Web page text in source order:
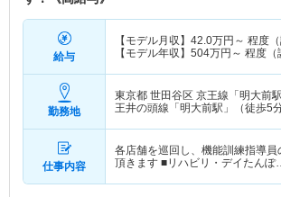
給与
【モデル月収】 42.0万円～ 程度（
【モデル年収】 504万円～ 程度（
勤務地
東京都 世田谷区 京王線「明大前
王井の頭線「明大前駅」（徒歩5分
仕事内容
各店舗を巡回し、機能訓練指導員
頂きます ■リハビリ・デイたん